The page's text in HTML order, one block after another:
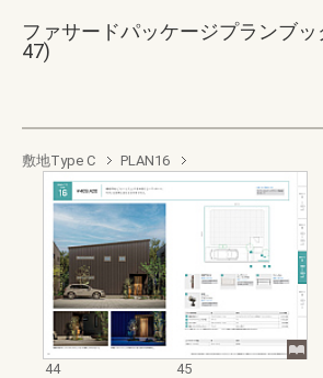
ファサードパッケージプランブ
47)
敷地Type C PLAN16
44
45